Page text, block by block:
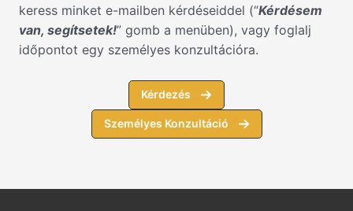
keress minket e-mailben kérdéseiddel (“Kérdésem
van, segítsetek!” gomb a menüben), vagy foglalj
időpontot egy személyes konzultációra.
Kérdezés
Személyes Konzultáció